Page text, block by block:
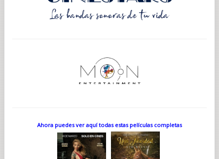
Ahora puedes ver aquí todas estas películas completas